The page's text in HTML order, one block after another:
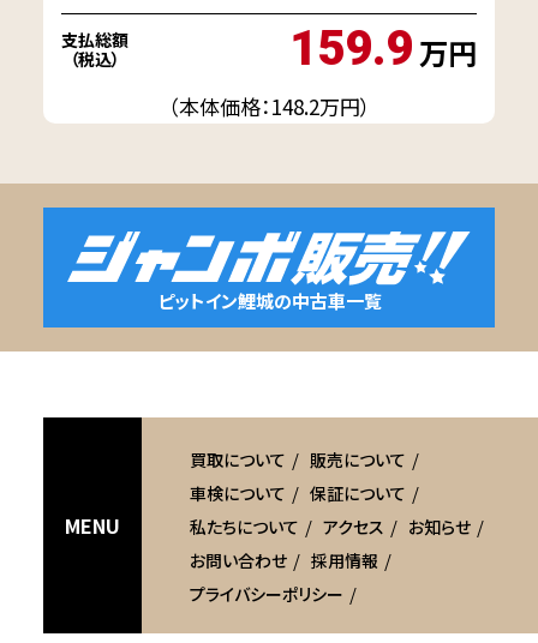
支払総額
（税込）
159.9万円
（本体価格：148.2万円）
ピットイン鯉城の中古車一覧
MENU
買取について
販売について
車検について
保証について
私たちについて
アクセス
お知らせ
お問い合わせ
採用情報
プライバシーポリシー